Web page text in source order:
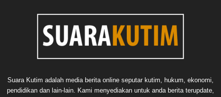
Suara Kutim adalah media berita online seputar kutim, hukum, ekonomi,
pendidikan dan lain-lain. Kami menyediakan untuk anda berita terupdate,